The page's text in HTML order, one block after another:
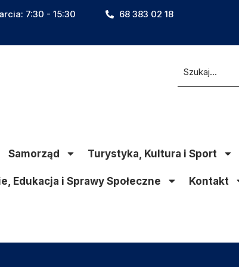
7:30 - 15:30 68 383 02 18
Samorząd Turystyka, Kultura i Sport
Edukacja i Sprawy Społeczne Kontakt